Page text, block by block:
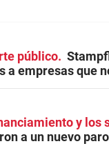
público
a empresas que
y los
a un nuevo